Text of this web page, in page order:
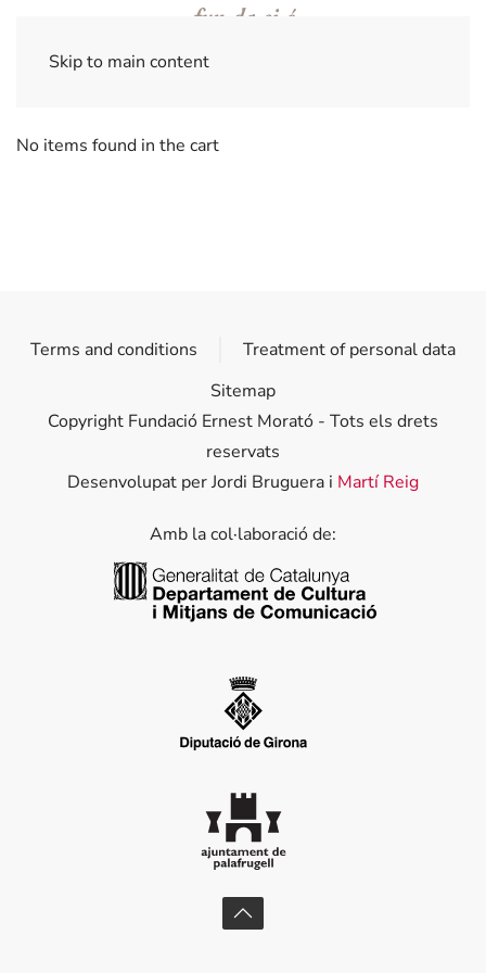
Skip to main content
No items found in the cart
Terms and conditions
Treatment of personal data
Sitemap
Copyright Fundació Ernest Morató - Tots els drets
reservats
Desenvolupat per Jordi Bruguera i Martí Reig
Amb la col·laboració de:
Generalitat de Catalunya
Diputació de Girona
Ajuntament de Palafrugell